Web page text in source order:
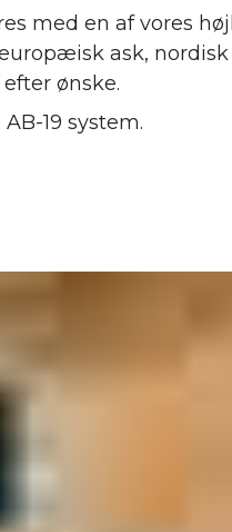
med en af vores
ask, nordisk
ønske.
19 system.